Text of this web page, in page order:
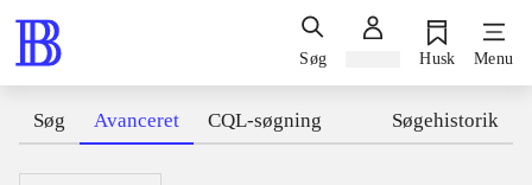
Søg Husk Menu
Søg Avanceret CQL-søgning Søgehistorik